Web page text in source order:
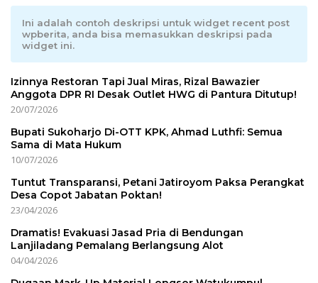
Ini adalah contoh deskripsi untuk widget recent post
wpberita, anda bisa memasukkan deskripsi pada
widget ini.
Izinnya Restoran Tapi Jual Miras, Rizal Bawazier
Anggota DPR RI Desak Outlet HWG di Pantura Ditutup!
20/07/2026
Bupati Sukoharjo Di-OTT KPK, Ahmad Luthfi: Semua
Sama di Mata Hukum
10/07/2026
Tuntut Transparansi, Petani Jatiroyom Paksa Perangkat
Desa Copot Jabatan Poktan!
23/04/2026
Dramatis! Evakuasi Jasad Pria di Bendungan
Lanjiladang Pemalang Berlangsung Alot
04/04/2026